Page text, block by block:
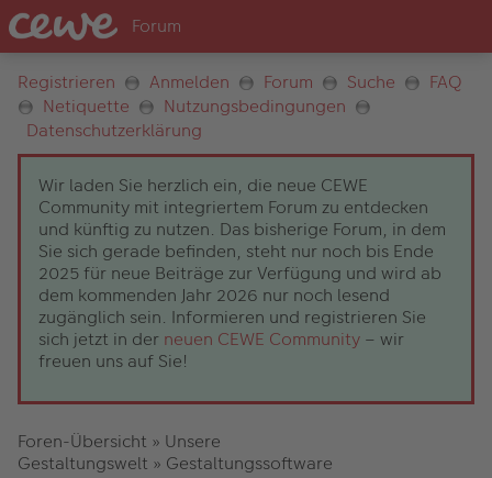
Registrieren Anmelden Forum Suche
FAQ
Netiquette
Nutzungsbedingungen
Datenschutzerklärung
Wir laden Sie herzlich ein, die neue CEWE
Community mit integriertem Forum zu entdecken
und künftig zu nutzen. Das bisherige Forum, in dem
Sie sich gerade befinden, steht nur noch bis Ende
2025 für neue Beiträge zur Verfügung und wird ab
dem kommenden Jahr 2026 nur noch lesend
zugänglich sein. Informieren und registrieren Sie
sich jetzt in der neuen CEWE Community – wir
freuen uns auf Sie!
Foren-Übersicht » Unsere
Gestaltungswelt » Gestaltungssoftware